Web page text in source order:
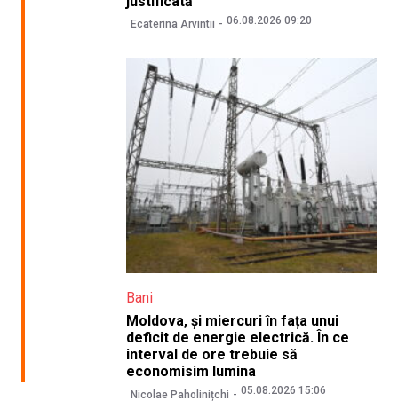
Ecaterina Arvintii 06.08.2026 09:20
Bani
Moldova, și miercuri în fața unui
deficit de energie electrică. În ce
interval de ore trebuie să
economisim lumina
Nicolae Paholinițchi 05.08.2026 15:06